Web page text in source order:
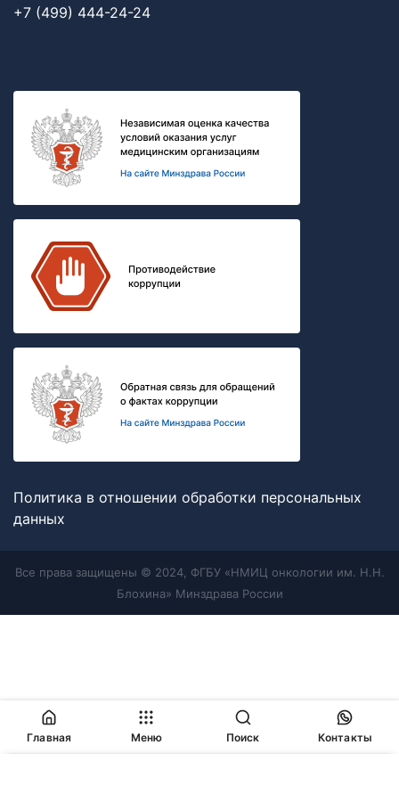
+7 (499) 444-24-24
Политика в отношении обработки персональных
данных
Все права защищены © 2024, ФГБУ «НМИЦ онкологии им. Н.Н.
Блохина» Минздрава России
Главная Меню Поиск Контакты